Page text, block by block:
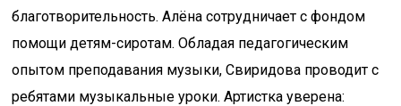
благотворительность. Алёна сотрудничает с фондом
помощи детям-сиротам. Обладая педагогическим
опытом преподавания музыки, Свиридова проводит с
ребятами музыкальные уроки. Артистка уверена: